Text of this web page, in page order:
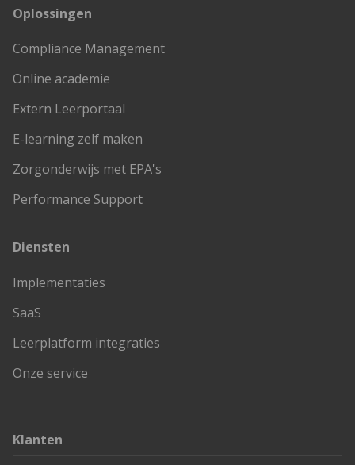
Oplossingen
Compliance Management
Online academie
Extern Leerportaal
E-learning zelf maken
Zorgonderwijs met EPA's
Performance Support
Diensten
Implementaties
SaaS
Leerplatform integraties
Onze service
Klanten